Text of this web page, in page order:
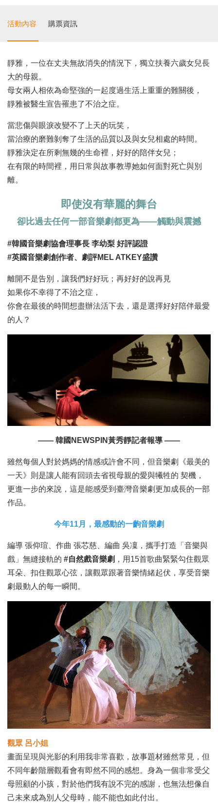
活動內容 購票資訊
靜雅，一位在丈夫無故消失的情況下，獨立扶養六歲女兒長
大的母親。
母女兩人相依為命堅強的一起度過生活上重重的難關後，
靜雅被醫生宣告罹患了不治之症。
當悲傷與眼淚改變不了上天的玩笑，
當治療的磨難剝奪了生活的品質以及與女兒相處的時間。
靜雅決定在所剩無幾的生命裡，好好的陪伴女兒；
在有限的時間裡，用日常與故事教導她如何面對死亡與別
離。
即使沒有華麗的舞台
卻比過去任何一部音樂劇都更為——觸動與震撼
#韓國音樂劇協會理事長 李幼梨 好評認證
#英國音樂劇創作者、劇評MEL ATKEY盛讚
離開不是告別，讓我們好好玩；再好好的說再見
如果你不幸得了不治之症，
你會在最後的時間想盡辦法活下去，還是選擇好好陪伴最愛
的人？
—— 韓國NEWSPIN黃秀靜記者報導 ——
雖然每個人對於媽媽的情感或許會不同，但音樂劇《最美的
一天》則是讓人能有回頭去省視母親的愛與犧牲的 契機，
更進一步的來說，這是能感受到臺灣音樂劇更加成長的一部
作品。
今年11月，最感動的一齣音樂劇
編導 張仰瑄、作曲 張芯慈、編曲 吳凜，攜手打造「音樂與
戲」無縫接軌的 #自然戲音樂劇 ，用15首歌曲緊緊勾住觀眾
耳朵、扣住觀眾心弦，讓觀眾跟著音樂情緒起伏，享受音樂
劇最動人的每一瞬間。
觀眾 呂小姐
畫面呈現與光影的利用我非常喜歡，故事題材雖然常見，但
不同年齡階層觀看會有即然不同的感想。身為一個非常受父
母照顧的小孩，對於他們我有說不完的感謝，也無法想像自
己未來成為別人父母時，能不能也如此付出。